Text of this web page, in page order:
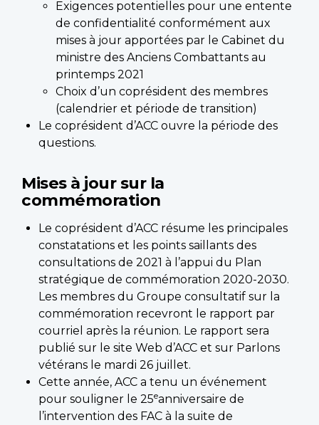
Exigences potentielles pour une entente
de confidentialité conformément aux
mises à jour apportées par le Cabinet du
ministre des Anciens Combattants au
printemps 2021
Choix d’un coprésident des membres
(calendrier et période de transition)
Le coprésident d’ACC ouvre la période des
questions.
Mises à jour sur la
commémoration
Le coprésident d’ACC résume les principales
constatations et les points saillants des
consultations de 2021 à l’appui du Plan
stratégique de commémoration 2020-2030.
Les membres du Groupe consultatif sur la
commémoration recevront le rapport par
courriel après la réunion. Le rapport sera
publié sur le site Web d’ACC et sur Parlons
vétérans le mardi 26 juillet.
Cette année, ACC a tenu un événement
pour souligner le 25eanniversaire de
l’intervention des FAC à la suite de